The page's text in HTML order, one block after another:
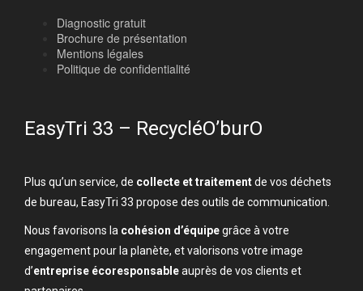
Diagnostic gratuit
Brochure de présentation
Mentions légales
Politique de confidentialité
EasyTri 33 – RecycléO’burO
Plus qu’un service, de collecte et traitementde vos déchets
de bureau, EasyTri 33 propose des outils de communication.
Nous favorisons la cohésion d’équipegrâce à votre
engagement pour la planète, et valorisons votre image
d’entreprise écoresponsableauprès de vos clients et